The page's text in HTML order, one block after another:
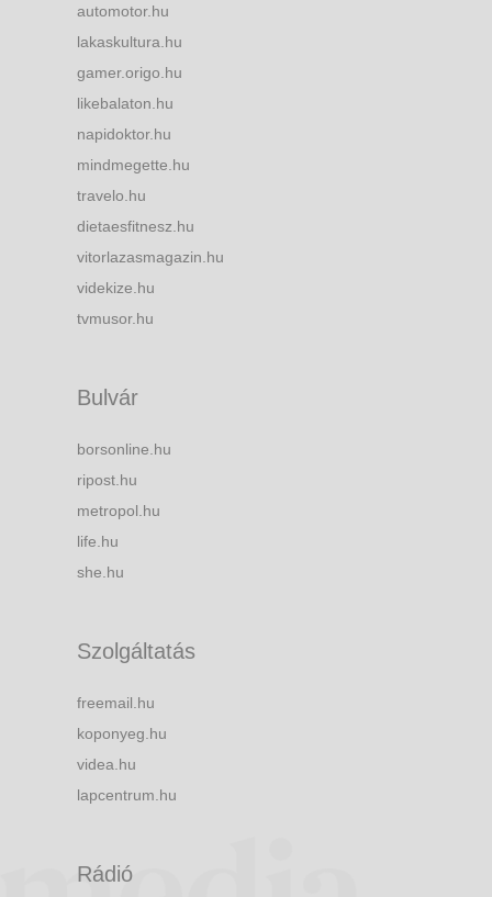
automotor.hu
lakaskultura.hu
gamer.origo.hu
likebalaton.hu
napidoktor.hu
mindmegette.hu
travelo.hu
dietaesfitnesz.hu
vitorlazasmagazin.hu
videkize.hu
tvmusor.hu
Bulvár
borsonline.hu
ripost.hu
metropol.hu
life.hu
she.hu
Szolgáltatás
freemail.hu
koponyeg.hu
videa.hu
lapcentrum.hu
Rádió